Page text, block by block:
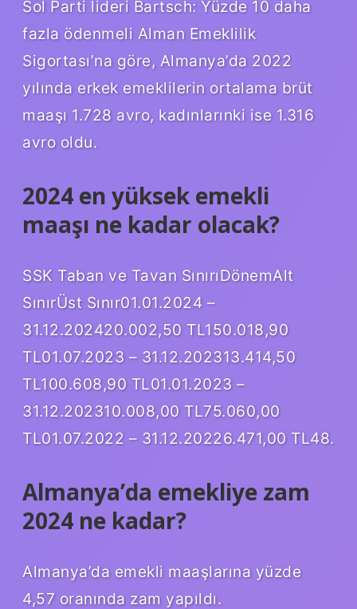
Sol Parti lideri Bartsch: Yüzde 10 daha
fazla ödenmeli Alman Emeklilik
Sigortası’na göre, Almanya’da 2022
yılında erkek emeklilerin ortalama brüt
maaşı 1.728 avro, kadınlarınki ise 1.316
avro oldu.
2024 en yüksek emekli
maaşı ne kadar olacak?
SSK Taban ve Tavan SınırıDönemAlt
SınırÜst Sınır01.01.2024 –
31.12.202420.002,50 TL150.018,90
TL01.07.2023 – 31.12.202313.414,50
TL100.608,90 TL01.01.2023 –
31.12.202310.008,00 TL75.060,00
TL01.07.2022 – 31.12.20226.471,00 TL48.
Almanya’da emekliye zam
2024 ne kadar?
Almanya’da emekli maaşlarına yüzde
4,57 oranında zam yapıldı.